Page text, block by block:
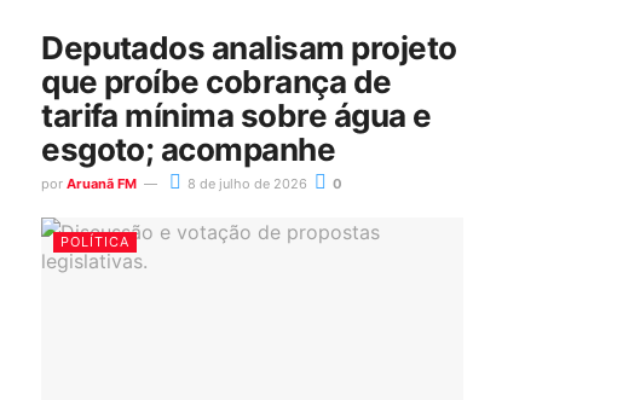
Deputados analisam projeto
que proíbe cobrança de
tarifa mínima sobre água e
esgoto; acompanhe
por Aruanã FM 8 de julho de 2026 0
POLÍTICA